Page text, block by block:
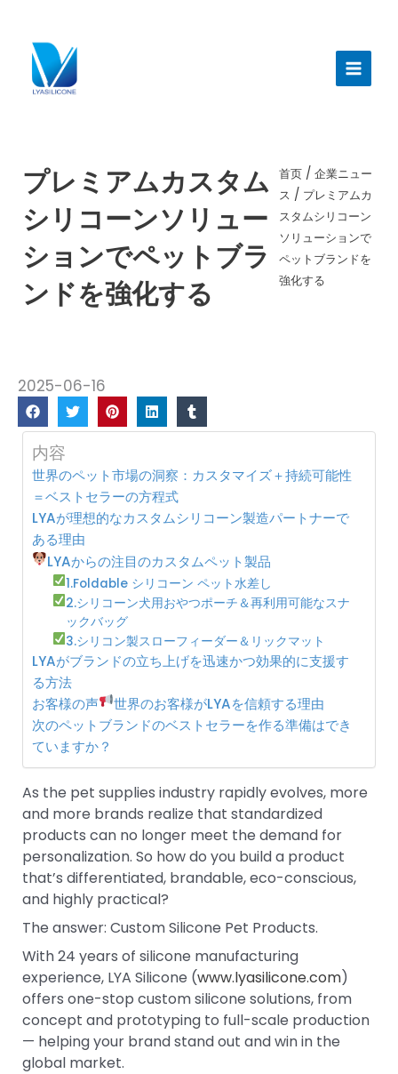
イ
ニ
ュ
ー
プレミアムカスタム
シリコーンソリュー
ションでペットブラ
ンドを強化する
首页/ 企業ニュー
ス / プレミアムカ
スタムシリコーン
ソリューションで
ペットブランドを
強化する
2025-06-16
内容
世界のペット市場の洞察：カスタマイズ＋持続可能性
＝ベストセラーの方程式
LYAが理想的なカスタムシリコーン製造パートナーで
ある理由
LYAからの注目のカスタムペット製品
1.Foldable シリコーン ペット水差し
2.シリコーン犬用おやつポーチ＆再利用可能なスナ
ックバッグ
3.シリコン製スローフィーダー＆リックマット
LYAがブランドの立ち上げを迅速かつ効果的に支援す
る方法
お客様の声
世界のお客様がLYAを信頼する理由
次のペットブランドのベストセラーを作る準備はでき
ていますか？
As the pet supplies industry rapidly evolves, more
and more brands realize that standardized
products can no longer meet the demand for
personalization. So how do you build a product
that’s differentiated, brandable, eco-conscious,
and highly practical?
The answer: Custom Silicone Pet Products.
With 24 years of silicone manufacturing
experience, LYA Silicone (www.lyasilicone.com)
offers one-stop custom silicone solutions, from
concept and prototyping to full-scale production
— helping your brand stand out and win in the
global market.